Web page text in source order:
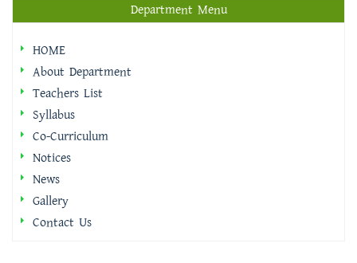
Department Menu
HOME
About Department
Teachers List
Syllabus
Co-Curriculum
Notices
News
Gallery
Contact Us